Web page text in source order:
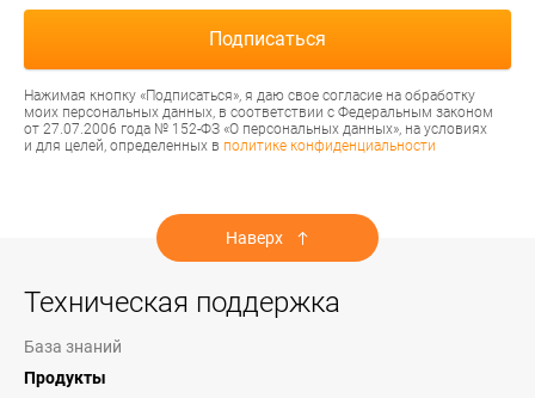
Нажимая кнопку «Подписаться», я даю свое согласие на обработку
моих персональных данных, в соответствии с Федеральным законом
от 27.07.2006 года № 152-ФЗ «О персональных данных», на условиях
и для целей, определенных в политике конфиденциальности
Наверх
Техническая поддержка
База знаний
Продукты